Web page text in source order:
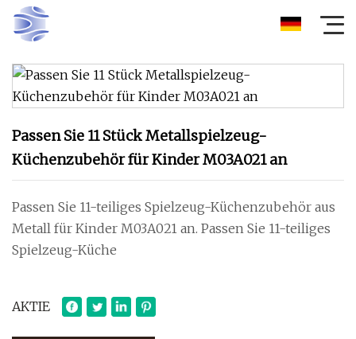
Passen Sie 11 Stück Metallspielzeug-
Küchenzubehör für Kinder M03A021 an
Passen Sie 11-teiliges Spielzeug-Küchenzubehör aus
Metall für Kinder M03A021 an. Passen Sie 11-teiliges
Spielzeug-Küche
AKTIE